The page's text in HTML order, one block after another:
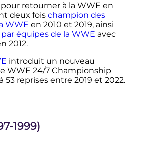
retourner à la WWE en
deux fois champion des
WWE en 2010 et 2019, ainsi
équipes de la WWE avec
2012.
introduit un nouveau
WWE 24/7 Championship
reprises entre 2019 et 2022.
1999)